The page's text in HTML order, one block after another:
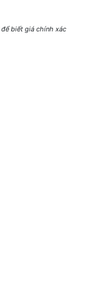
để biết giá chính xác